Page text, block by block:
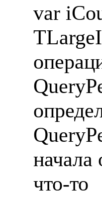
var
что-то